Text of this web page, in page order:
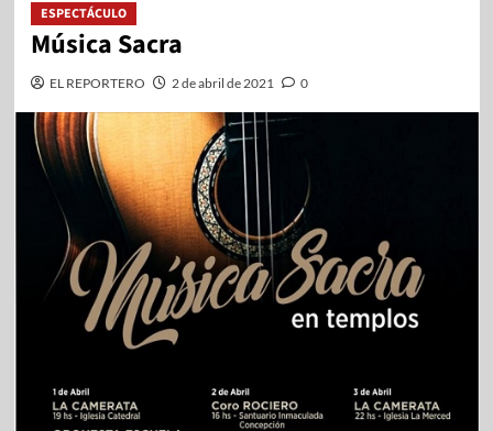
ESPECTÁCULO
Música Sacra
EL REPORTERO 2 de abril de 2021 0